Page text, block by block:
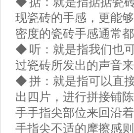
现瓷砖的手感，更能
密度的瓷砖手感通常
◆ 听：就是指我们也
过瓷砖所发出的声音
◆拼：就是指可以直
出四片，进行拼接铺
手手指尖部位来回沿
手指尖不适的摩擦感